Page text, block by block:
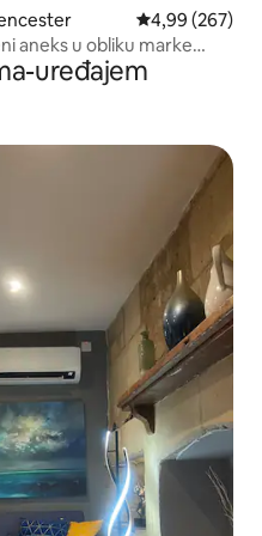
prosječna
4,99 (267)
aneks u obliku marke
uređajem